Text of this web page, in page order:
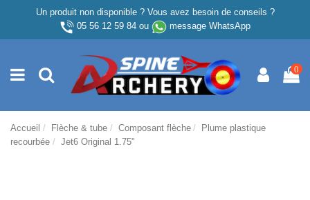
Un produit non disponible ? Vous avez besoin de conseils ?
05 56 12 59 84ou message WhatsApp
0
Accueil Flèche & tube Composant flèche
Plume plastique
recourbée
Jet6 Original 1.75"